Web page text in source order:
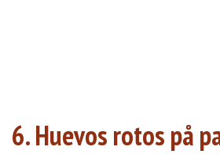
6. Huevos rotos på